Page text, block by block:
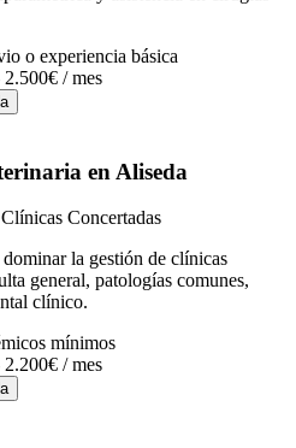
o experiencia básica
/ mes
en Aliseda
Concertadas
la gestión de clínicas
general, patologías comunes,
clínico.
mínimos
/ mes